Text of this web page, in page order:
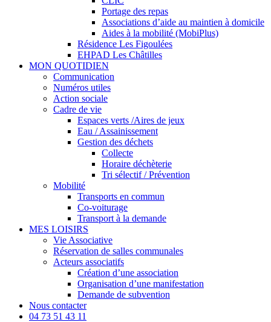
Portage des repas
Associations d’aide au maintien à domicile
Aides à la mobilité (MobiPlus)
Résidence Les Figoulées
EHPAD Les Châtilles
MON QUOTIDIEN
Communication
Numéros utiles
Action sociale
Cadre de vie
Espaces verts /Aires de jeux
Eau / Assainissement
Gestion des déchets
Collecte
Horaire déchèterie
Tri sélectif / Prévention
Mobilité
Transports en commun
Co-voiturage
Transport à la demande
MES LOISIRS
Vie Associative
Réservation de salles communales
Acteurs associatifs
Création d’une association
Organisation d’une manifestation
Demande de subvention
Nous contacter
04 73 51 43 11